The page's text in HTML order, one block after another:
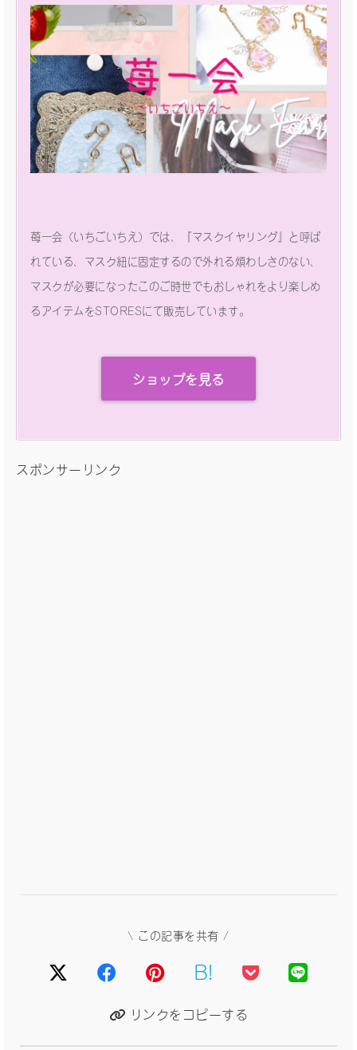
苺一会（いちごいちえ）では、『マスクイヤリング』と呼ば
れている、マスク紐に固定するので外れる煩わしさのない、
マスクが必要になったこのご時世でもおしゃれをより楽しめ
るアイテムをSTORESにて販売しています。
ショップを見る
スポンサーリンク
\ この記事を共有 /
B!
リンクをコピーする